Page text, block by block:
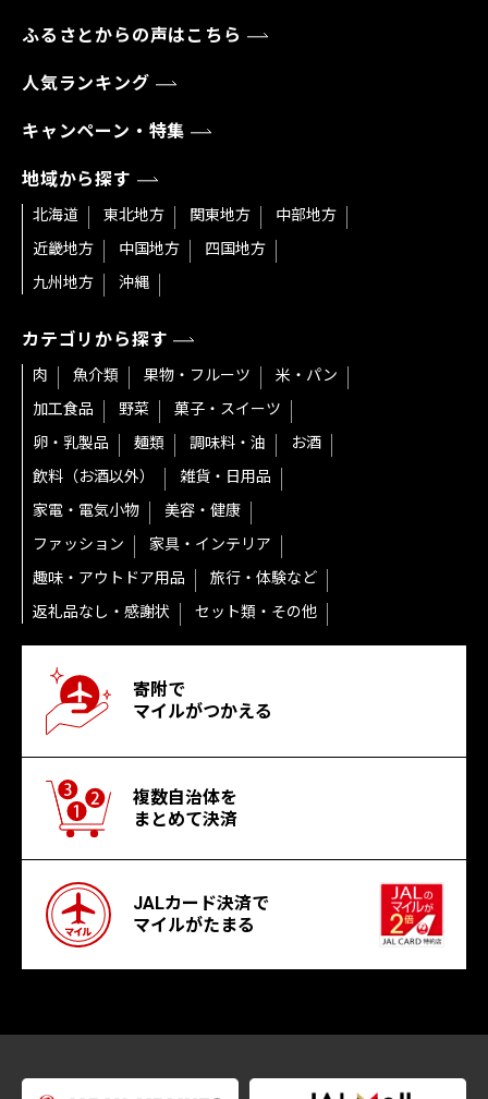
ふるさとからの声はこちら
人気ランキング
キャンペーン・特集
地域から探す
北海道 東北地方 関東地方
中部地方
近畿地方
中国地方
四国地方
九州地方
沖縄
カテゴリから探す
肉 魚介類 果物・フルーツ
米・パン
加工食品
野菜
菓子・スイーツ
卵・乳製品
麺類 調味料・油
お酒
飲料（お酒以外）
雑貨・日用品
家電・電気小物
美容・健康
ファッション
家具・インテリア
趣味・アウトドア用品
旅行・体験など
返礼品なし・感謝状
セット類・その他
寄附で
マイルがつかえる
複数自治体を
まとめて決済
JALカード決済で
マイルがたまる